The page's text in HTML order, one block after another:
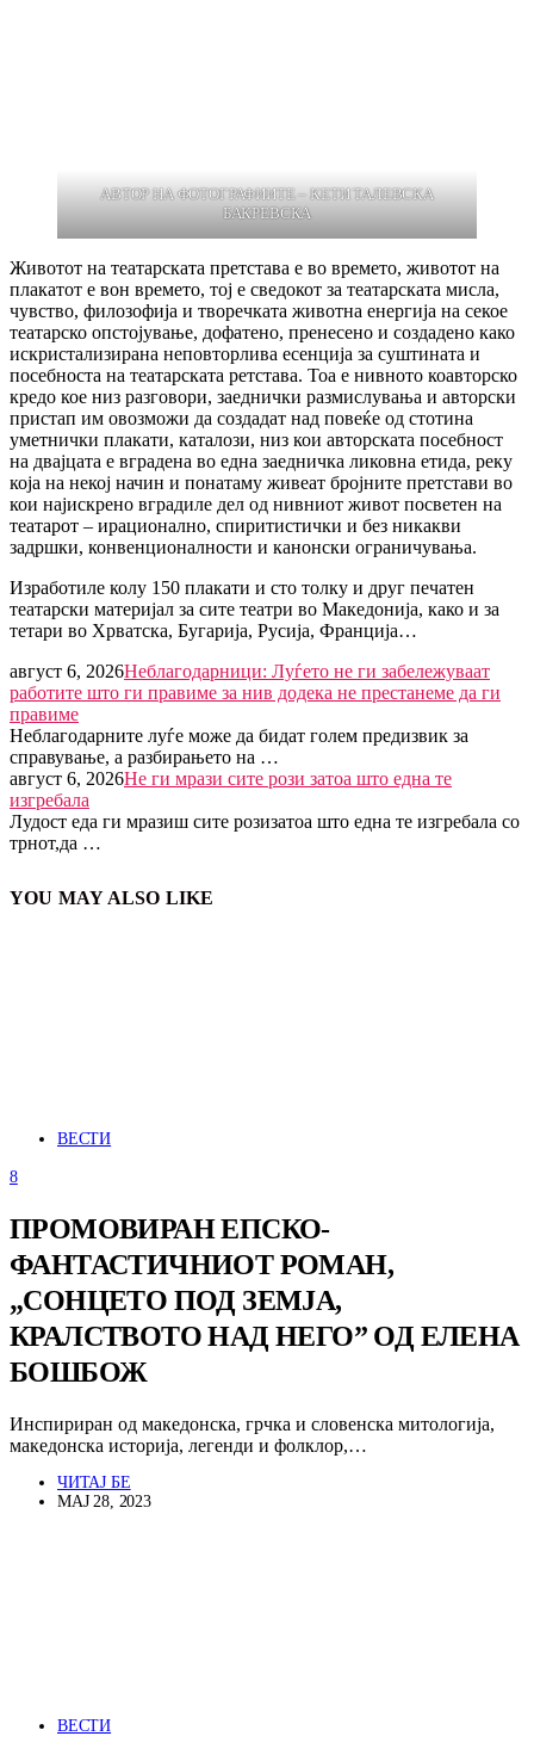
АВТОР НА ФОТОГРАФИИТЕ – КЕТИ ТАЛЕВСКА
БАКРЕВСКА
Животот на театарската претстава е во времето, животот на
плакатот е вон времето, тој е сведокот за театарската мисла,
чувство, филозофија и творечката животна енергија на секое
театарско опстојување, дофатено, пренесено и создадено како
искристализирана неповторлива есенција за суштината и
посебноста на театарската ретстава. Тоа е нивното коавторско
кредо кое низ разговори, заеднички размислувања и авторски
пристап им овозможи да создадат над повеќе од стотина
уметнички плакати, каталози, низ кои авторската посебност
на двајцата е вградена во една заедничка ликовна етида, реку
која на некој начин и понатаму живеат бројните претстави во
кои најискрено вградиле дел од нивниот живот посветен на
театарот – ирационално, спиритистички и без никакви
задршки, конвенционалности и канонски ограничувања.
Изработиле колу 150 плакати и сто толку и друг печатен
театарски материјал за сите театри во Македонија, како и за
тетари во Хрватска, Бугарија, Русија, Франција…
август 6, 2026Неблагодарници: Луѓето не ги забележуваат
работите што ги правиме за нив додека не престанеме да ги
правиме
Неблагодарните луѓе може да бидат голем предизвик за
справување, а разбирањето на …
август 6, 2026Не ги мрази сите рози затоа што една те
изгребала
Лудост еда ги мразиш сите розизатоа што една те изгребала со
трнот,да …
YOU MAY ALSO LIKE
ВЕСТИ
8
ПРОМОВИРАН ЕПСКО-
ФАНТАСТИЧНИОТ РОМАН,
„СОНЦЕТО ПОД ЗЕМЈА,
КРАЛСТВОТО НАД НЕГО” ОД ЕЛЕНА
БОШБОЖ
Инспириран од македонска, грчка и словенска митологија,
македонска историја, легенди и фолклор,…
ЧИТАЈ БЕ
МАЈ 28, 2023
ВЕСТИ